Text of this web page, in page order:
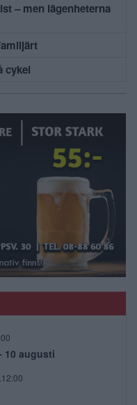
– men lägenheterna
cykel
10 augusti